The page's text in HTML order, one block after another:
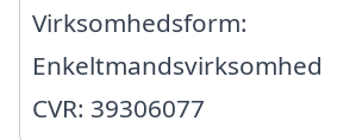
Virksomhedsform:
Enkeltmandsvirksomhed
CVR: 39306077